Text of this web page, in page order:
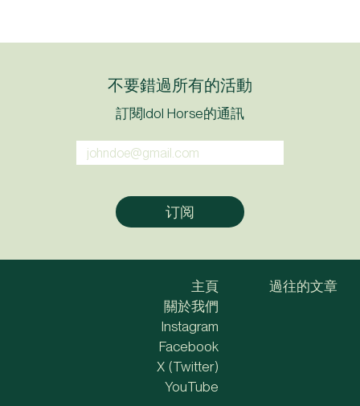
不要錯過所有的活動
訂閱Idol Horse的通訊
主頁
關於我們
過往的文章
Instagram
Facebook
X (Twitter)
YouTube